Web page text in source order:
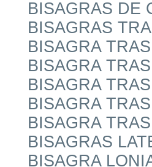
BISAGRAS DE
BISAGRAS
BISAGRA
BISAGRA
BISAGRA
BISAGRA
BISAGRA
BISAGRAS
BISAGRA